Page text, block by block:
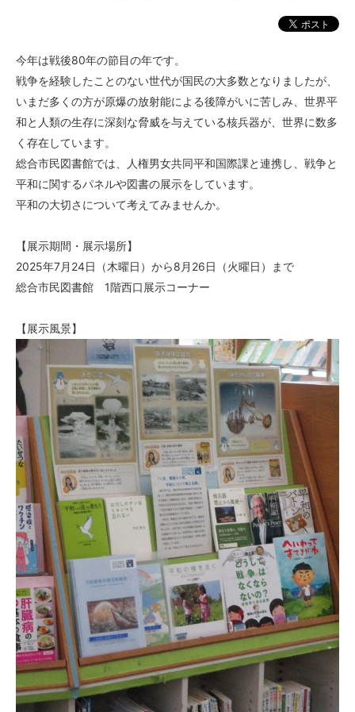
今年は戦後80年の節目の年です。
戦争を経験したことのない世代が国民の大多数となりましたが、
いまだ多くの方が原爆の放射能による後障がいに苦しみ、世界平
和と人類の生存に深刻な脅威を与えている核兵器が、世界に数多
く存在しています。
総合市民図書館では、人権男女共同平和国際課と連携し、戦争と
平和に関するパネルや図書の展示をしています。
平和の大切さについて考えてみませんか。
【展示期間・展示場所】
2025年7月24日（木曜日）から8月26日（火曜日）まで
総合市民図書館 1階西口展示コーナー
【展示風景】